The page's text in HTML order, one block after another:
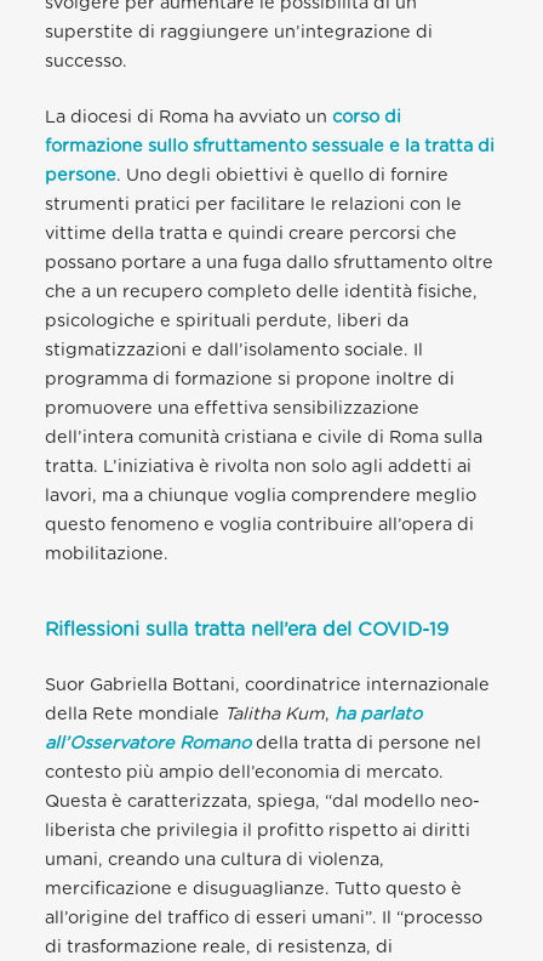
superstite di raggiungere un’integrazione di
successo.
La diocesi di Roma ha avviato uncorso di
formazione sullo sfruttamento sessuale e la tratta di
persone. Uno degli obiettivi è quello di fornire
strumenti pratici per facilitare le relazioni con le
vittime della tratta e quindi creare percorsi che
possano portare a una fuga dallo sfruttamento oltre
che a un recupero completo delle identità fisiche,
psicologiche e spirituali perdute, liberi da
stigmatizzazioni e dall’isolamento sociale. Il
programma di formazione si propone inoltre di
promuovere una effettiva sensibilizzazione
dell’intera comunità cristiana e civile di Roma sulla
tratta. L’iniziativa è rivolta non solo agli addetti ai
lavori, ma a chiunque voglia comprendere meglio
questo fenomeno e voglia contribuire all’opera di
mobilitazione.
Riflessioni sulla tratta nell’era del COVID-19
Suor Gabriella Bottani, coordinatrice internazionale
della Rete mondiale Talitha Kum, ha parlato
all’Osservatore Romanodella tratta di persone nel
contesto più ampio dell’economia di mercato.
Questa è caratterizzata, spiega, “dal modello neo-
liberista che privilegia il profitto rispetto ai diritti
umani, creando una cultura di violenza,
mercificazione e disuguaglianze. Tutto questo è
all’origine del traffico di esseri umani”. Il “processo
di trasformazione reale, di resistenza, di